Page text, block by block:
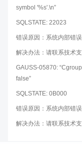
symbol '%s'.\n”
SQLSTATE: 22023
错误原因：系统内部错误
解决办法：请联系技术
GAUSS-05870:
false”
SQLSTATE: 0B000
错误原因：系统内部错误
解决办法：请联系技术